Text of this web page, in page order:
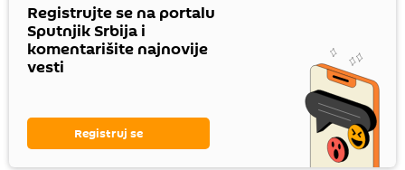
Registrujte se na portalu
Sputnjik Srbija i
komentarišite najnovije
vesti
Registruj se